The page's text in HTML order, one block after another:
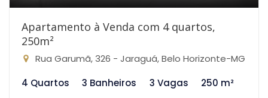
Apartamento à Venda com 4 quartos,
250m²
Rua Garumã, 326 - Jaraguá, Belo Horizonte-MG
4 Quartos
3 Banheiros 3 Vagas 250 m²